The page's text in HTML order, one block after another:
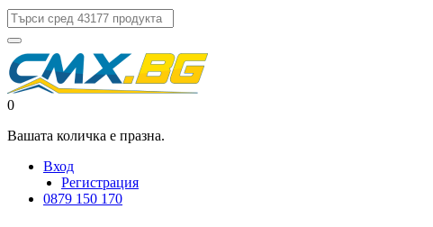
0
Вашата количка е празна.
Вход
Регистрация
0879 150 170